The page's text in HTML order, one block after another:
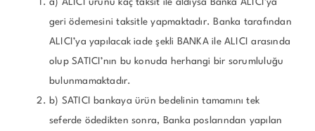
geri ödemesini taksitle yapmaktadır. Banka tarafından
ALICI’ya yapılacak iade şekli BANKA ile ALICI arasında
olup SATICI’nın bu konuda herhangi bir sorumluluğu
bulunmamaktadır.
b) SATICI bankaya ürün bedelinin tamamını tek
seferde ödedikten sonra, Banka poslarından yapılan